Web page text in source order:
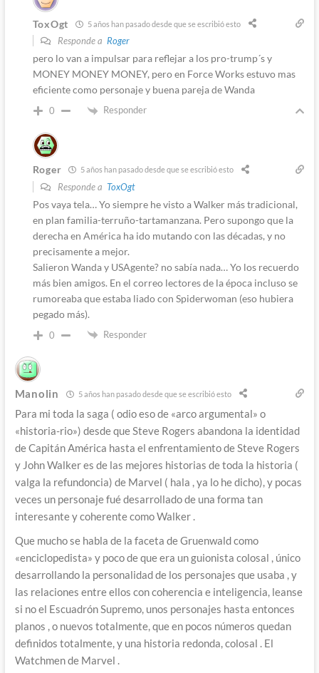
ToxOgt 5 años han pasado desde que se escribió esto
Responde a Roger
pero lo van a impulsar para reflejar a los pro-trump´s y
MONEY MONEY MONEY, pero en Force Works estuvo mas
eficiente como personaje y buena pareja de Wanda
0 Responder
Roger 5 años han pasado desde que se escribió esto
Responde a ToxOgt
Pos vaya tela… Yo siempre he visto a Walker más tradicional,
en plan familia-terruño-tartamanzana. Pero supongo que la
derecha en América ha ido mutando con las décadas, y no
precisamente a mejor.
Salieron Wanda y USAgente? no sabía nada… Yo los recuerdo
más bien amigos. En el correo lectores de la época incluso se
rumoreaba que estaba liado con Spiderwoman (eso hubiera
pegado más).
0 Responder
Manolin 5 años han pasado desde que se escribió esto
Para mi toda la saga ( odio eso de «arco argumental» o
«historia-rio») desde que Steve Rogers abandona la identidad
de Capitán América hasta el enfrentamiento de Steve Rogers
y John Walker es de las mejores historias de toda la historia (
valga la refundoncia) de Marvel ( hala , ya lo he dicho), y pocas
veces un personaje fué desarrollado de una forma tan
interesante y coherente como Walker .
Que mucho se habla de la faceta de Gruenwald como
«enciclopedista» y poco de que era un guionista colosal , único
desarrollando la personalidad de los personajes que usaba , y
las relaciones entre ellos con coherencia e inteligencia, leanse
si no el Escuadrón Supremo, unos personajes hasta entonces
planos , o nuevos totalmente, que en pocos números quedan
definidos totalmente, y una historia redonda, colosal . El
Watchmen de Marvel .